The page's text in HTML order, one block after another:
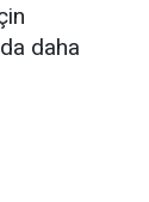
daha